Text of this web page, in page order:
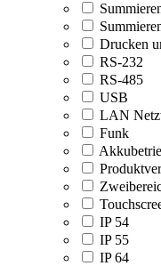
Drucken
RS-232
RS-485
USB
LAN
Funk
IP 54
IP 55
IP 64